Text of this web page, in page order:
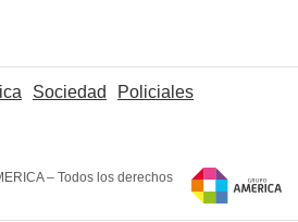
Sociedad
Policiales
– Todos los derechos